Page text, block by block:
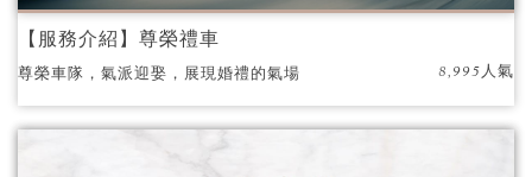
【服務介紹】尊榮禮車
尊榮車隊，氣派迎娶，展現婚禮的氣場 8,995人氣